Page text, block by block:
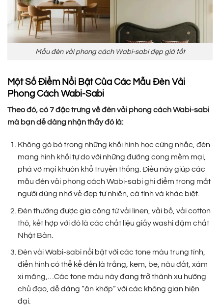
Mẫu đèn vải phong cách Wabi-sabi đẹp giá tốt
Một Số Điểm Nổi Bật Của Các Mẫu Đèn Vải
Phong Cách Wabi-Sabi
Theo đó, có 7 đặc trưng về đèn vải phong cách Wabi-sabi
mà bạn dễ dàng nhận thấy đó là:
Không gò bó trong những khối hình học cứng nhắc, đèn
mang hình khối tự do với những đường cong mềm mại,
phá vỡ mọi khuôn khổ truyền thống. Điều này giúp các
mẫu đèn vải phong cách Wabi-sabi ghi điểm trong mắt
người dùng nhờ vẻ đẹp tự nhiên, cá tính và khác biệt.
Đèn thường được gia công từ vải linen, vải bố, vải cotton
thô, kết hợp với đó là các chất liệu giấy washi đậm chất
Nhật Bản.
Đèn vải Wabi-sabi nổi bật với các tone màu trung tính,
điển hình có thể kể đến là trắng, kem, be, nâu đất, xám
xi măng,…Các tone màu này đang trở thành xu hướng
chủ đạo, dễ dàng “ăn khớp” với các không gian hiện
đại.